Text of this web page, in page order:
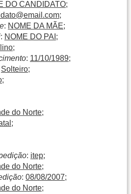
DO CANDIDATO;
;
: NOME DA MÃE;
: NOME DO PAI ;
;
: 11/10/1989;
Solteiro;
;
do Norte;
;
: itep;
do Norte;
: 08/08/2007;
do Norte;